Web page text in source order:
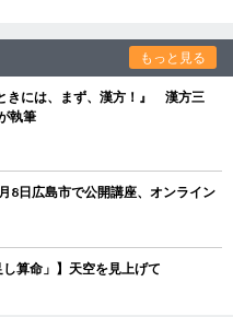
もっと見る
きには、まず、漢方！』 漢方三
執筆
日広島市で公開講座、オンライン
算命」】天空を見上げて